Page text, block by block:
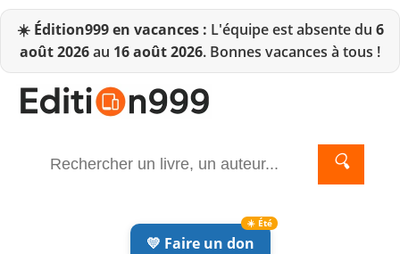
☀️ Édition999 en vacances : L'équipe est absente du 6
août 2026au 16 août 2026. Bonnes vacances à tous !
🔍
💛 Faire un don